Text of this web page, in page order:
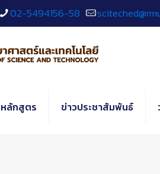
02-5494156-58
หลักสูตร ข่าวประชาสัมพันธ์